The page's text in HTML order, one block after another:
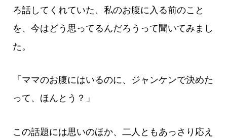
ろ話してくれていた、私のお腹に入る前のこと
を、今はどう思ってるんだろうって聞いてみまし
た。
「ママのお腹にはいるのに、ジャンケンで決めた
って、ほんとう？」
この話題には思いのほか、二人ともあっさり応え